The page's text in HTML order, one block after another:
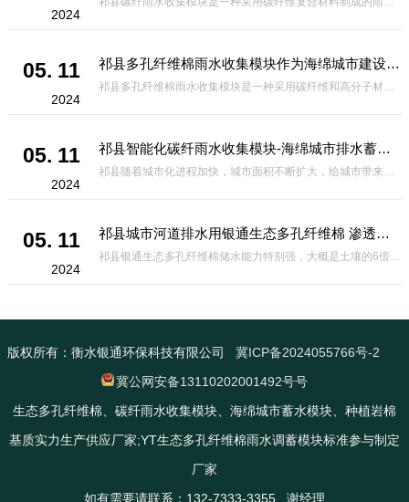
2024
05. 11
2024
祁县多孔纤维棉雨水收集模块作为海绵城市建设中的一种创新材料
05. 11
2024
祁县智能化碳纤雨水收集模块-海绵城市排水蓄水系统的优选项
05. 11
2024
祁县城市河道排水用银通生态多孔纤维棉 渗透性好重量轻
版权所有：衡水银通环保科技有限公司
冀ICP备2024055766号-2
冀公网安备13110202001492号号
生态多孔纤维棉、碳纤雨水收集模块、海绵城市蓄水模块、种植岩棉
基质实力生产供应厂家;YT生态多孔纤维棉雨水调蓄模块标准参与制定
厂家
如有需要请联系：132-7333-3355 谢经理